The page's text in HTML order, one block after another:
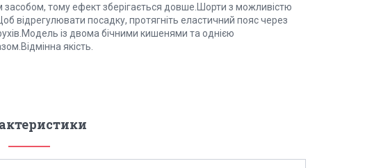
тому ефект зберігається довше.Шорти з можливістю
відрегулювати посадку, протягніть еластичний пояс через
із двома бічними кишенями та однією
якість.